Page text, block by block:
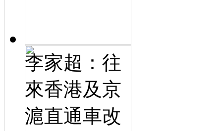
李家超：往
來香港及京
滬直通車改